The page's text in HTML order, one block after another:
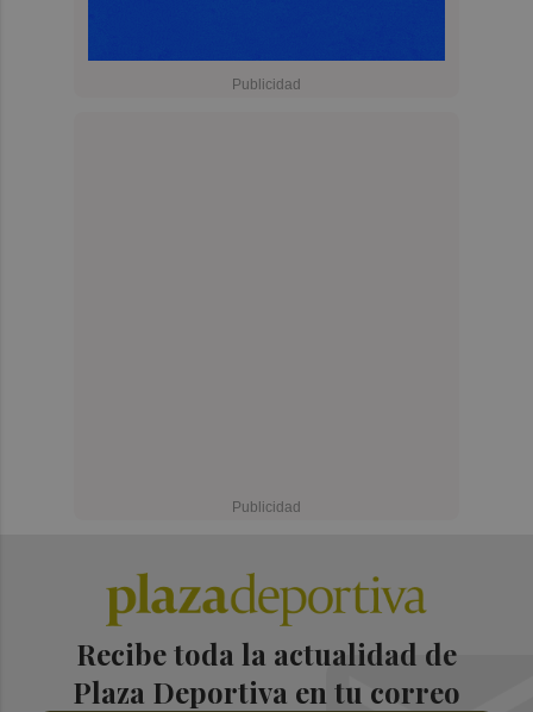
Recibe toda la actualidad de
Plaza Deportiva en tu correo